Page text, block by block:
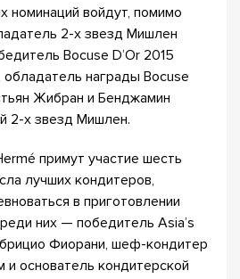
номинаций войдут, помимо
2-х звезд Мишлен
Bocuse D’Or 2015
награды Bocuse
Жибран и Бенджамин
2-х звезд Мишлен.
примут участие шесть
лучших кондитеров,
в приготовлении
них — победитель Asia’s
Фиорани, шеф-кондитер
основатель кондитерской